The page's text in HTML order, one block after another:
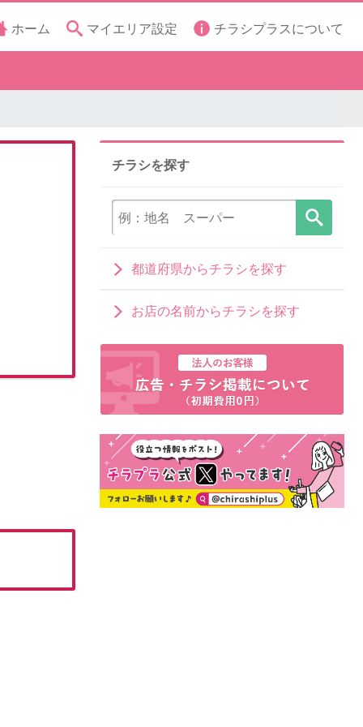
ホーム マイエリア設定 チラシプラスについて
チラシを探す
都道府県からチラシを探す
お店の名前からチラシを探す